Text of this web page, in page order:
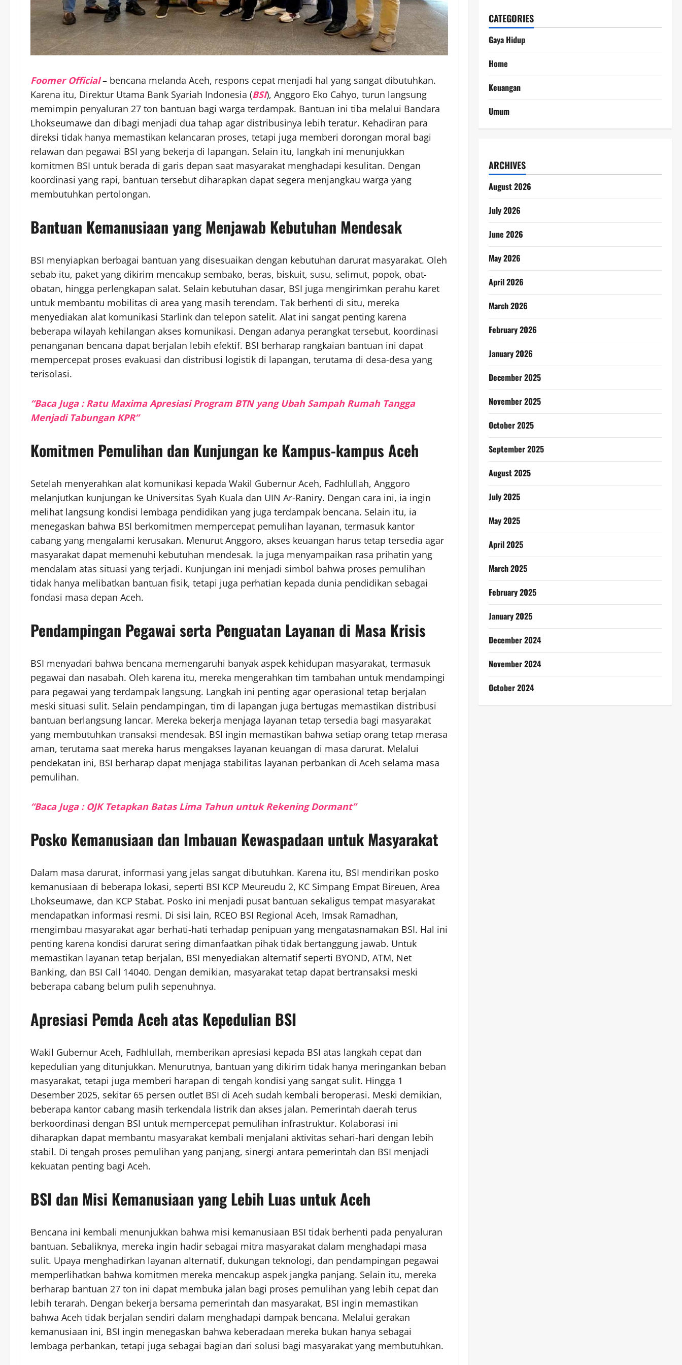
Foomer Official– bencana melanda Aceh, respons cepat menjadi hal yang sangat dibutuhkan.
Karena itu, Direktur Utama Bank Syariah Indonesia (BSI), Anggoro Eko Cahyo, turun langsung
memimpin penyaluran 27 ton bantuan bagi warga terdampak. Bantuan ini tiba melalui Bandara
Lhokseumawe dan dibagi menjadi dua tahap agar distribusinya lebih teratur. Kehadiran para
direksi tidak hanya memastikan kelancaran proses, tetapi juga memberi dorongan moral bagi
relawan dan pegawai BSI yang bekerja di lapangan. Selain itu, langkah ini menunjukkan
komitmen BSI untuk berada di garis depan saat masyarakat menghadapi kesulitan. Dengan
koordinasi yang rapi, bantuan tersebut diharapkan dapat segera menjangkau warga yang
membutuhkan pertolongan.
Bantuan Kemanusiaan yang Menjawab Kebutuhan Mendesak
BSI menyiapkan berbagai bantuan yang disesuaikan dengan kebutuhan darurat masyarakat. Oleh
sebab itu, paket yang dikirim mencakup sembako, beras, biskuit, susu, selimut, popok, obat-
obatan, hingga perlengkapan salat. Selain kebutuhan dasar, BSI juga mengirimkan perahu karet
untuk membantu mobilitas di area yang masih terendam. Tak berhenti di situ, mereka
menyediakan alat komunikasi Starlink dan telepon satelit. Alat ini sangat penting karena
beberapa wilayah kehilangan akses komunikasi. Dengan adanya perangkat tersebut, koordinasi
penanganan bencana dapat berjalan lebih efektif. BSI berharap rangkaian bantuan ini dapat
mempercepat proses evakuasi dan distribusi logistik di lapangan, terutama di desa-desa yang
terisolasi.
“Baca Juga : Ratu Maxima Apresiasi Program BTN yang Ubah Sampah Rumah Tangga
Menjadi Tabungan KPR”
Komitmen Pemulihan dan Kunjungan ke Kampus-kampus Aceh
Setelah menyerahkan alat komunikasi kepada Wakil Gubernur Aceh, Fadhlullah, Anggoro
melanjutkan kunjungan ke Universitas Syah Kuala dan UIN Ar-Raniry. Dengan cara ini, ia ingin
melihat langsung kondisi lembaga pendidikan yang juga terdampak bencana. Selain itu, ia
menegaskan bahwa BSI berkomitmen mempercepat pemulihan layanan, termasuk kantor
cabang yang mengalami kerusakan. Menurut Anggoro, akses keuangan harus tetap tersedia agar
masyarakat dapat memenuhi kebutuhan mendesak. Ia juga menyampaikan rasa prihatin yang
mendalam atas situasi yang terjadi. Kunjungan ini menjadi simbol bahwa proses pemulihan
tidak hanya melibatkan bantuan fisik, tetapi juga perhatian kepada dunia pendidikan sebagai
fondasi masa depan Aceh.
Pendampingan Pegawai serta Penguatan Layanan di Masa Krisis
BSI menyadari bahwa bencana memengaruhi banyak aspek kehidupan masyarakat, termasuk
pegawai dan nasabah. Oleh karena itu, mereka mengerahkan tim tambahan untuk mendampingi
para pegawai yang terdampak langsung. Langkah ini penting agar operasional tetap berjalan
meski situasi sulit. Selain pendampingan, tim di lapangan juga bertugas memastikan distribusi
bantuan berlangsung lancar. Mereka bekerja menjaga layanan tetap tersedia bagi masyarakat
yang membutuhkan transaksi mendesak. BSI ingin memastikan bahwa setiap orang tetap merasa
aman, terutama saat mereka harus mengakses layanan keuangan di masa darurat. Melalui
pendekatan ini, BSI berharap dapat menjaga stabilitas layanan perbankan di Aceh selama masa
pemulihan.
“Baca Juga : OJK Tetapkan Batas Lima Tahun untuk Rekening Dormant”
Posko Kemanusiaan dan Imbauan Kewaspadaan untuk Masyarakat
Dalam masa darurat, informasi yang jelas sangat dibutuhkan. Karena itu, BSI mendirikan posko
kemanusiaan di beberapa lokasi, seperti BSI KCP Meureudu 2, KC Simpang Empat Bireuen, Area
Lhokseumawe, dan KCP Stabat. Posko ini menjadi pusat bantuan sekaligus tempat masyarakat
mendapatkan informasi resmi. Di sisi lain, RCEO BSI Regional Aceh, Imsak Ramadhan,
mengimbau masyarakat agar berhati-hati terhadap penipuan yang mengatasnamakan BSI. Hal ini
penting karena kondisi darurat sering dimanfaatkan pihak tidak bertanggung jawab. Untuk
memastikan layanan tetap berjalan, BSI menyediakan alternatif seperti BYOND, ATM, Net
Banking, dan BSI Call 14040. Dengan demikian, masyarakat tetap dapat bertransaksi meski
beberapa cabang belum pulih sepenuhnya.
Apresiasi Pemda Aceh atas Kepedulian BSI
Wakil Gubernur Aceh, Fadhlullah, memberikan apresiasi kepada BSI atas langkah cepat dan
kepedulian yang ditunjukkan. Menurutnya, bantuan yang dikirim tidak hanya meringankan beban
masyarakat, tetapi juga memberi harapan di tengah kondisi yang sangat sulit. Hingga 1
Desember 2025, sekitar 65 persen outlet BSI di Aceh sudah kembali beroperasi. Meski demikian,
beberapa kantor cabang masih terkendala listrik dan akses jalan. Pemerintah daerah terus
berkoordinasi dengan BSI untuk mempercepat pemulihan infrastruktur. Kolaborasi ini
diharapkan dapat membantu masyarakat kembali menjalani aktivitas sehari-hari dengan lebih
stabil. Di tengah proses pemulihan yang panjang, sinergi antara pemerintah dan BSI menjadi
kekuatan penting bagi Aceh.
BSI dan Misi Kemanusiaan yang Lebih Luas untuk Aceh
Bencana ini kembali menunjukkan bahwa misi kemanusiaan BSI tidak berhenti pada penyaluran
bantuan. Sebaliknya, mereka ingin hadir sebagai mitra masyarakat dalam menghadapi masa
sulit. Upaya menghadirkan layanan alternatif, dukungan teknologi, dan pendampingan pegawai
memperlihatkan bahwa komitmen mereka mencakup aspek jangka panjang. Selain itu, mereka
berharap bantuan 27 ton ini dapat membuka jalan bagi proses pemulihan yang lebih cepat dan
lebih terarah. Dengan bekerja bersama pemerintah dan masyarakat, BSI ingin memastikan
bahwa Aceh tidak berjalan sendiri dalam menghadapi dampak bencana. Melalui gerakan
kemanusiaan ini, BSI ingin menegaskan bahwa keberadaan mereka bukan hanya sebagai
lembaga perbankan, tetapi juga sebagai bagian dari solusi bagi masyarakat yang membutuhkan.
CATEGORIES
Gaya Hidup
Home
Keuangan
Umum
ARCHIVES
August 2026
July 2026
June 2026
May 2026
April 2026
March 2026
February 2026
January 2026
December 2025
November 2025
October 2025
September 2025
August 2025
July 2025
May 2025
April 2025
March 2025
February 2025
January 2025
December 2024
November 2024
October 2024